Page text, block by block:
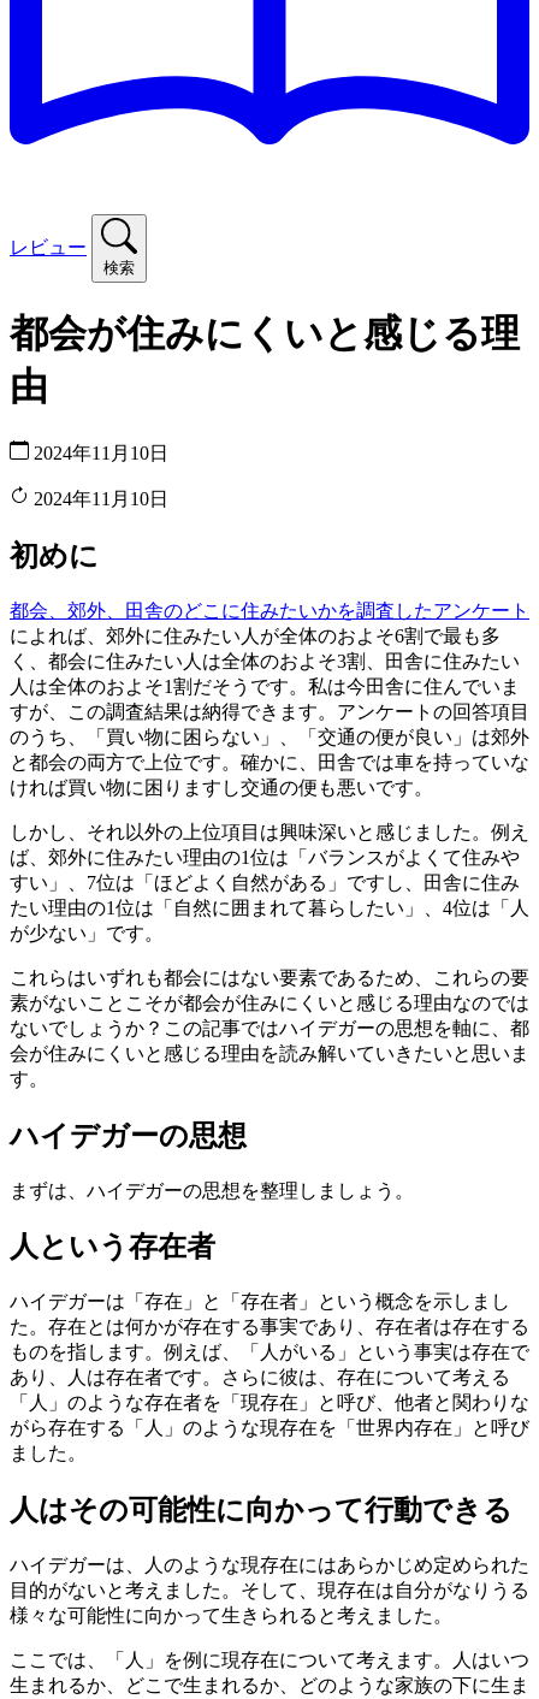
レビュー
検索
都会が住みにくいと感じる理
由
2024年11月10日
2024年11月10日
初めに
都会、郊外、田舎のどこに住みたいかを調査したアンケート
によれば、郊外に住みたい人が全体のおよそ6割で最も多
く、都会に住みたい人は全体のおよそ3割、田舎に住みたい
人は全体のおよそ1割だそうです。私は今田舎に住んでいま
すが、この調査結果は納得できます。アンケートの回答項目
のうち、「買い物に困らない」、「交通の便が良い」は郊外
と都会の両方で上位です。確かに、田舎では車を持っていな
ければ買い物に困りますし交通の便も悪いです。
しかし、それ以外の上位項目は興味深いと感じました。例え
ば、郊外に住みたい理由の1位は「バランスがよくて住みや
すい」、7位は「ほどよく自然がある」ですし、田舎に住み
たい理由の1位は「自然に囲まれて暮らしたい」、4位は「人
が少ない」です。
これらはいずれも都会にはない要素であるため、これらの要
素がないことこそが都会が住みにくいと感じる理由なのでは
ないでしょうか？この記事ではハイデガーの思想を軸に、都
会が住みにくいと感じる理由を読み解いていきたいと思いま
す。
ハイデガーの思想
まずは、ハイデガーの思想を整理しましょう。
人という存在者
ハイデガーは「存在」と「存在者」という概念を示しまし
た。存在とは何かが存在する事実であり、存在者は存在する
ものを指します。例えば、「人がいる」という事実は存在で
あり、人は存在者です。さらに彼は、存在について考える
「人」のような存在者を「現存在」と呼び、他者と関わりな
がら存在する「人」のような現存在を「世界内存在」と呼び
ました。
人はその可能性に向かって行動できる
ハイデガーは、人のような現存在にはあらかじめ定められた
目的がないと考えました。そして、現存在は自分がなりうる
様々な可能性に向かって生きられると考えました。
ここでは、「人」を例に現存在について考えます。人はいつ
生まれるか、どこで生まれるか、どのような家族の下に生ま